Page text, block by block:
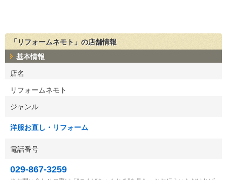
「リフォームネモト」の店舗情報
基本情報
店名
リフォームネモト
ジャンル
洋服お直し・リフォーム
電話番号
029-867-3259